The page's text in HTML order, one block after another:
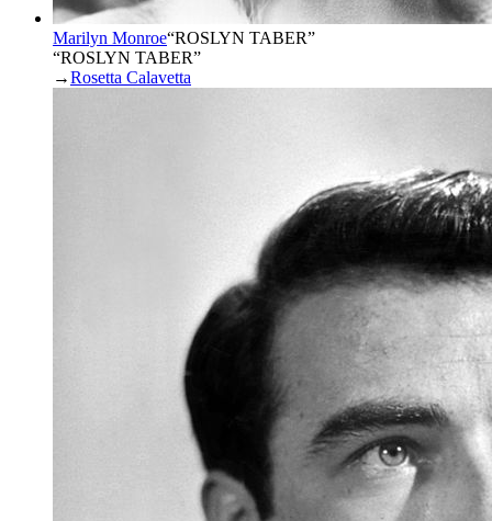
Marilyn Monroe“ROSLYN TABER”
“ROSLYN TABER”
→Rosetta Calavetta